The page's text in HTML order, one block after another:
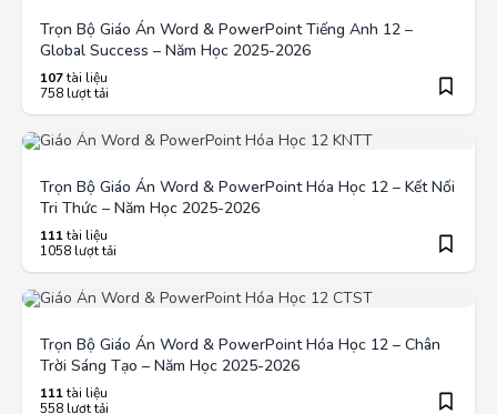
Trọn Bộ Giáo Án Word & PowerPoint Tiếng Anh 12 –
Global Success – Năm Học 2025-2026
107tài liệu
758 lượt tải
Trọn Bộ Giáo Án Word & PowerPoint Hóa Học 12 – Kết Nối
Tri Thức – Năm Học 2025-2026
111tài liệu
1058 lượt tải
Trọn Bộ Giáo Án Word & PowerPoint Hóa Học 12 – Chân
Trời Sáng Tạo – Năm Học 2025-2026
111tài liệu
558 lượt tải